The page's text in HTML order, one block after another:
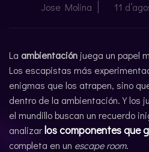
ENGLISH
Jose Molina 11
La ambientación juega un papel
Los escapistas más
enigmas que los atrapen, sino
dentro de la ambientación. Y los
el mundillo buscan un recuerdo
analizarlos componentes que
completa en un escape room.